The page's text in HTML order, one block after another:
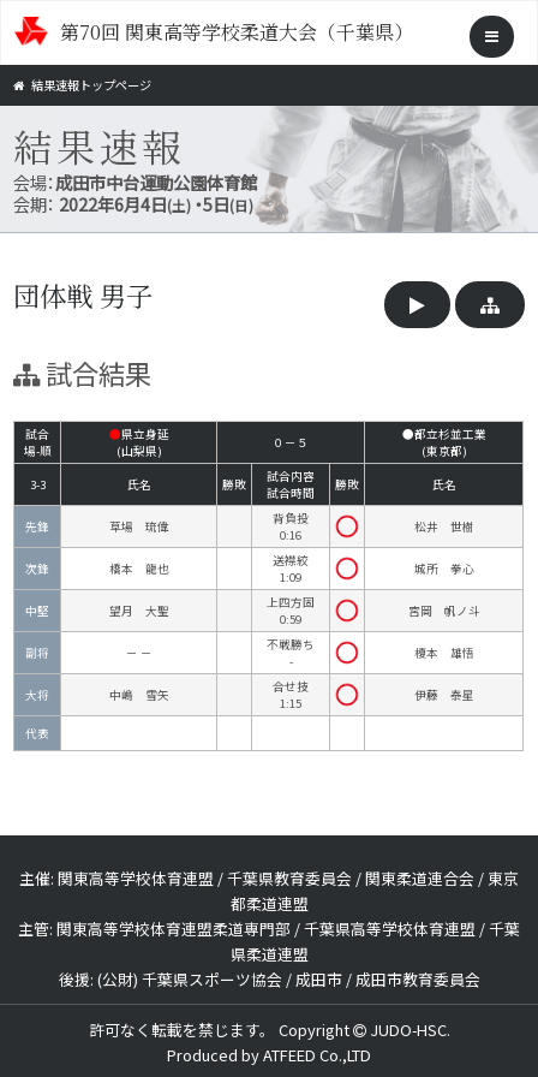
第70回 関東高等学校柔道大会（千葉県）
結果速報トップページ
結果速報
会場：成田市中台運動公園体育館
会期： 2022年6月4日(土) ・5日(日)
団体戦 男子
試合結果
試合
場-順
●県立身延
(山梨県)
０－５
●都立杉並工業
(東京都)
3-3
氏名 勝敗
試合内容
試合時間
勝敗 氏名
先鋒 草場 琉偉
背負投
0:16
松井 世樹
次鋒 橋本 龍也
送襟絞
1:09
城所 拳心
中堅 望月 大聖
上四方固
0:59
宮岡 帆ノ斗
副将 － －
不戦勝ち
-
榎本 雄悟
大将 中嶋 雪矢
合せ技
1:15
伊藤 泰星
代表
主催: 関東高等学校体育連盟 / 千葉県教育委員会 / 関東柔道連合会 / 東京
都柔道連盟
主管: 関東高等学校体育連盟柔道専門部 / 千葉県高等学校体育連盟 / 千葉
県柔道連盟
後援: (公財) 千葉県スポーツ協会 / 成田市 / 成田市教育委員会
許可なく転載を禁じます。 Copyright
JUDO-HSC.
Produced byATFEED Co.,LTD